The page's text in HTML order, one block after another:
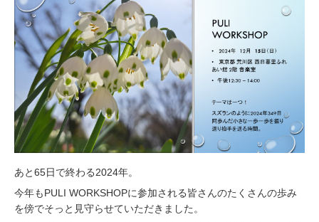
あと65日で終わる2024年。
今年もPULI WORKSHOPに参加される皆さんのたくさんの歩み
を傍でそっと見守らせていただきました。